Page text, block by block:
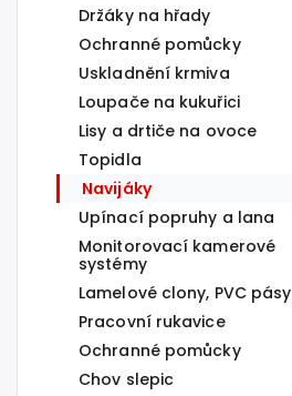
Držáky na hřady
Ochranné pomůcky
Uskladnění krmiva
Loupače na kukuřici
Lisy a drtiče na ovoce
Topidla
Navijáky
Upínací popruhy a lana
Monitorovací kamerové
systémy
Lamelové clony, PVC pásy
Pracovní rukavice
Ochranné pomůcky
Chov slepic